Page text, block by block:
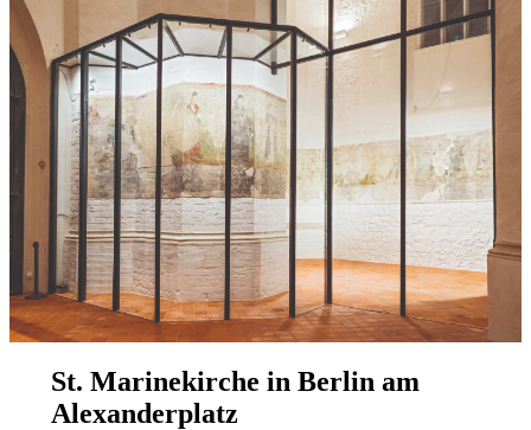
St. Marinekirche in Berlin am
Alexanderplatz